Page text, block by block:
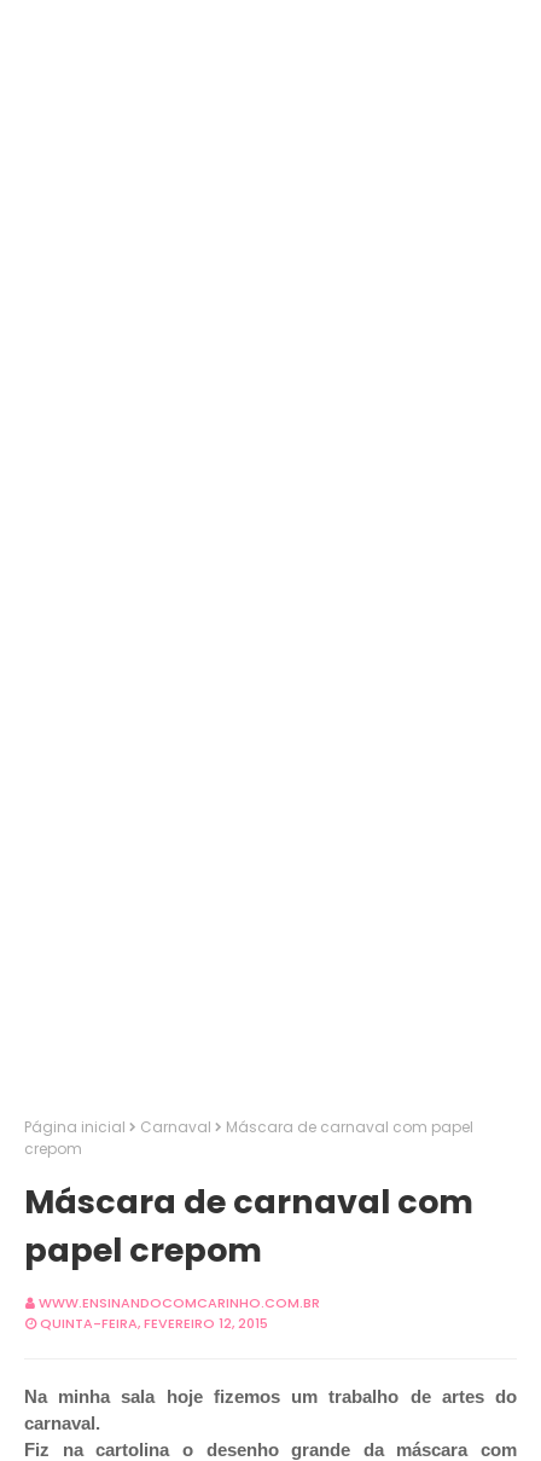
Página inicial Carnaval
Máscara de carnaval com papel
crepom
Máscara de carnaval com
papel crepom
WWW.ENSINANDOCOMCARINHO.COM.BR
QUINTA-FEIRA, FEVEREIRO 12, 2015
Na minha sala hoje fizemos um trabalho de artes do
carnaval.
Fiz na cartolina o desenho grande da máscara com